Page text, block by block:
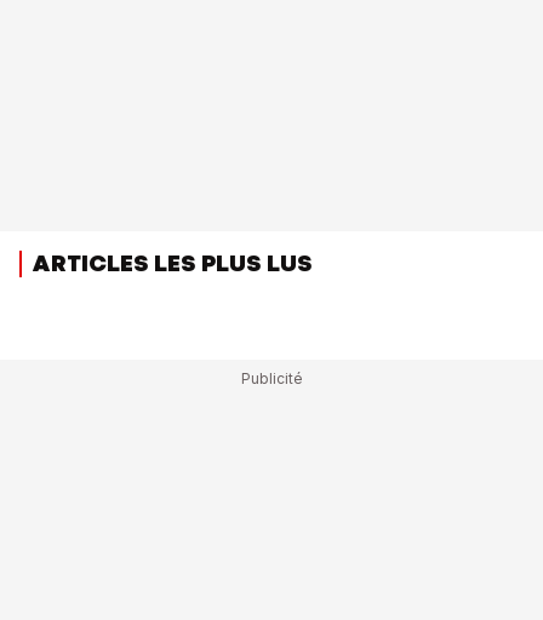
ARTICLES LES PLUS LUS